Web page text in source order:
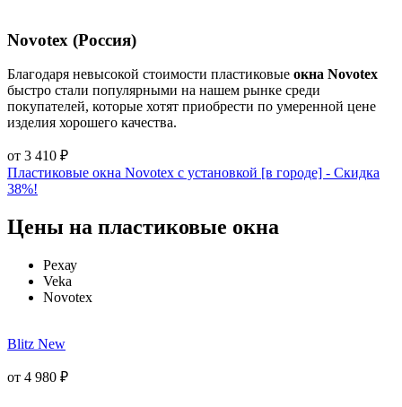
Novotex (Россия)
Благодаря невысокой стоимости пластиковые окна Novotex
быстро стали популярными на нашем рынке среди
покупателей, которые хотят приобрести по умеренной цене
изделия хорошего качества.
от 3 410 ₽
Пластиковые окна Novotex с установкой [в городе] - Cкидка
38%!
Цены на пластиковые окна
Рехау
Veka
Novotex
Blitz New
от 4 980 ₽